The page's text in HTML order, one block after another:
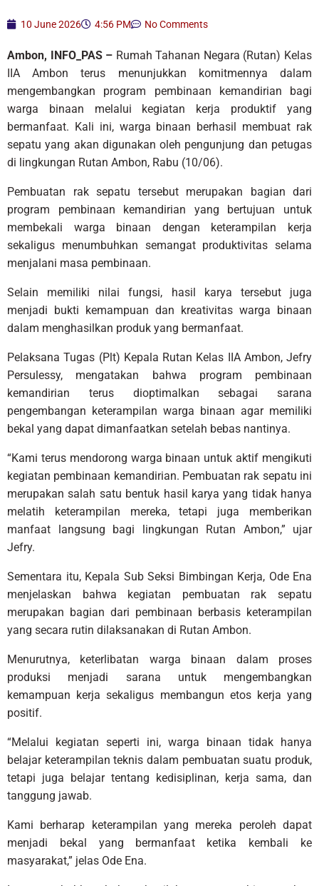
10 June 2026 4:56 PM No Comments
Ambon, INFO_PAS – Rumah Tahanan Negara (Rutan) Kelas
IIA Ambon terus menunjukkan komitmennya dalam
mengembangkan program pembinaan kemandirian bagi
warga binaan melalui kegiatan kerja produktif yang
bermanfaat. Kali ini, warga binaan berhasil membuat rak
sepatu yang akan digunakan oleh pengunjung dan petugas
di lingkungan Rutan Ambon, Rabu (10/06).
Pembuatan rak sepatu tersebut merupakan bagian dari
program pembinaan kemandirian yang bertujuan untuk
membekali warga binaan dengan keterampilan kerja
sekaligus menumbuhkan semangat produktivitas selama
menjalani masa pembinaan.
Selain memiliki nilai fungsi, hasil karya tersebut juga
menjadi bukti kemampuan dan kreativitas warga binaan
dalam menghasilkan produk yang bermanfaat.
Pelaksana Tugas (Plt) Kepala Rutan Kelas IIA Ambon, Jefry
Persulessy, mengatakan bahwa program pembinaan
kemandirian terus dioptimalkan sebagai sarana
pengembangan keterampilan warga binaan agar memiliki
bekal yang dapat dimanfaatkan setelah bebas nantinya.
“Kami terus mendorong warga binaan untuk aktif mengikuti
kegiatan pembinaan kemandirian. Pembuatan rak sepatu ini
merupakan salah satu bentuk hasil karya yang tidak hanya
melatih keterampilan mereka, tetapi juga memberikan
manfaat langsung bagi lingkungan Rutan Ambon,” ujar
Jefry.
Sementara itu, Kepala Sub Seksi Bimbingan Kerja, Ode Ena
menjelaskan bahwa kegiatan pembuatan rak sepatu
merupakan bagian dari pembinaan berbasis keterampilan
yang secara rutin dilaksanakan di Rutan Ambon.
Menurutnya, keterlibatan warga binaan dalam proses
produksi menjadi sarana untuk mengembangkan
kemampuan kerja sekaligus membangun etos kerja yang
positif.
“Melalui kegiatan seperti ini, warga binaan tidak hanya
belajar keterampilan teknis dalam pembuatan suatu produk,
tetapi juga belajar tentang kedisiplinan, kerja sama, dan
tanggung jawab.
Kami berharap keterampilan yang mereka peroleh dapat
menjadi bekal yang bermanfaat ketika kembali ke
masyarakat,” jelas Ode Ena.